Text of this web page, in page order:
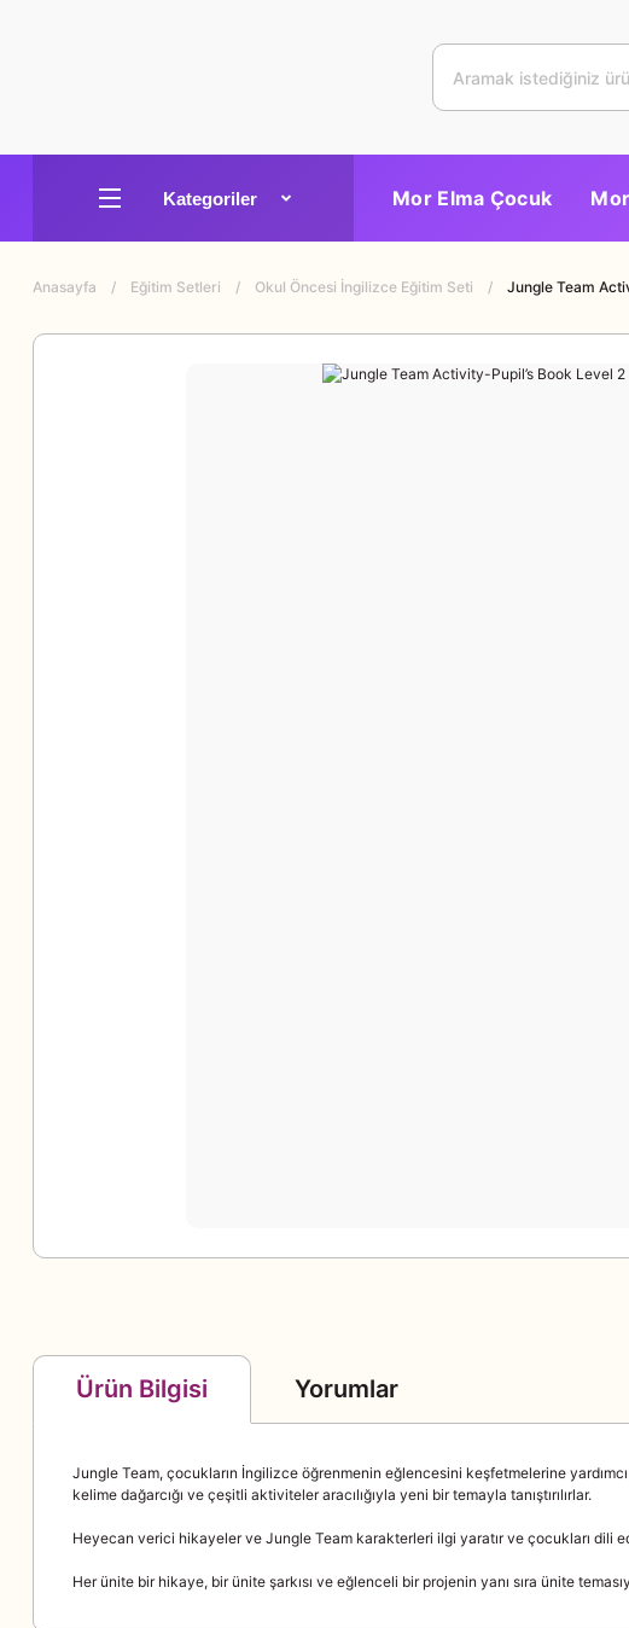
Mor Elma Çocuk
Anasayfa Eğitim Setleri Okul Öncesi İngilizce Eğitim Seti Jungle Team
Ürün Bilgisi Yorumlar
Jungle Team, çocukların İngilizce öğrenmenin eğlencesini keşfetmelerine
kelime dağarcığı ve çeşitli aktiviteler aracılığıyla yeni bir temayla tanıştırılırlar.
Heyecan verici hikayeler ve Jungle Team karakterleri ilgi yaratır ve çocukları dili
Her ünite bir hikaye, bir ünite şarkısı ve eğlenceli bir projenin yanı sıra ünite